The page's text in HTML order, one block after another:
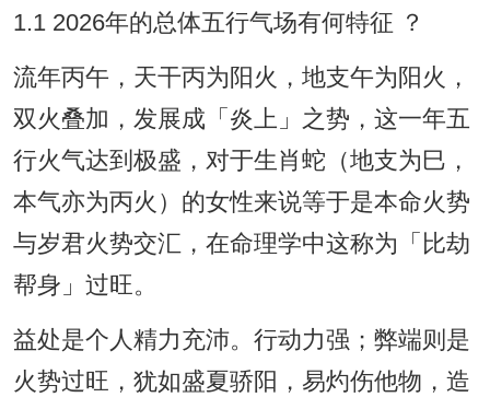
1.1 2026年的总体五行气场有何特征 ？
流年丙午，天干丙为阳火，地支午为阳火，
双火叠加，发展成「炎上」之势，这一年五
行火气达到极盛，对于生肖蛇（地支为巳，
本气亦为丙火）的女性来说等于是本命火势
与岁君火势交汇，在命理学中这称为「比劫
帮身」过旺。
益处是个人精力充沛。行动力强；弊端则是
火势过旺，犹如盛夏骄阳，易灼伤他物，造